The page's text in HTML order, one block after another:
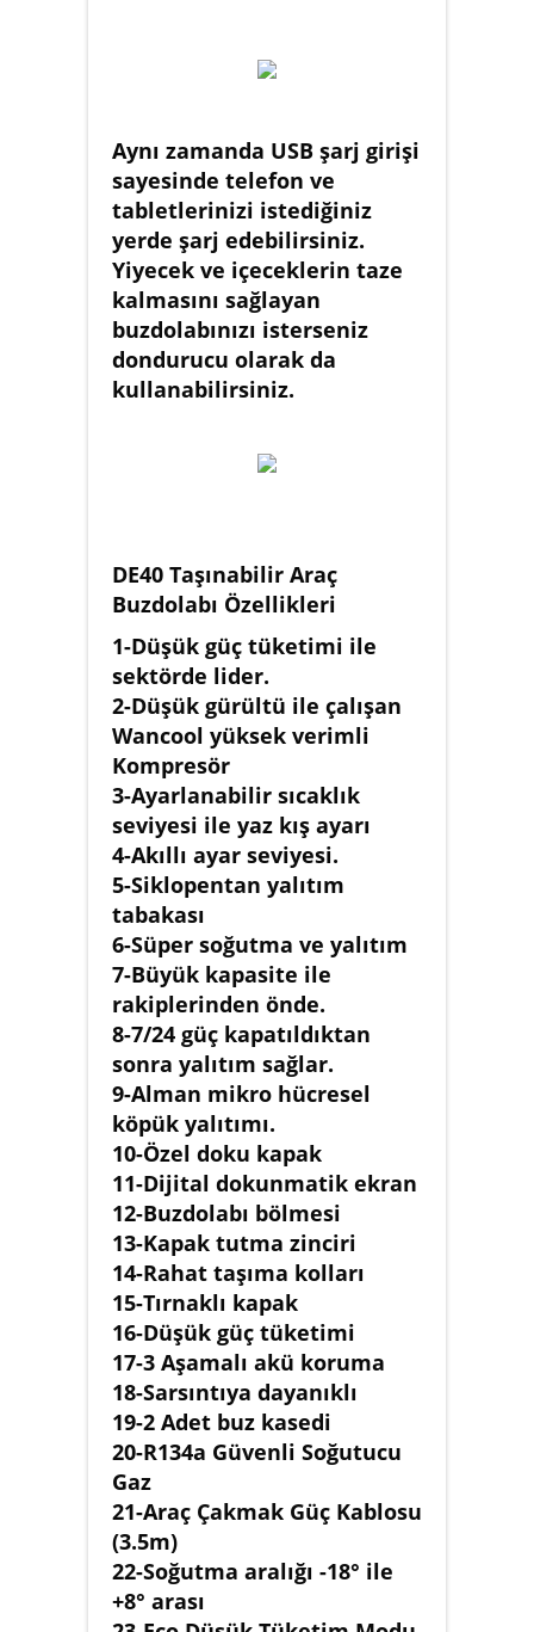
Aynı zamanda USB şarj girişi
sayesinde telefon ve
tabletlerinizi istediğiniz
yerde şarj edebilirsiniz.
Yiyecek ve içeceklerin taze
kalmasını sağlayan
buzdolabınızı isterseniz
dondurucu olarak da
kullanabilirsiniz.
DE40 Taşınabilir Araç
Buzdolabı Özellikleri
1-Düşük güç tüketimi ile
sektörde lider.
2-Düşük gürültü ile çalışan
Wancool yüksek verimli
Kompresör
3-Ayarlanabilir sıcaklık
seviyesi ile yaz kış ayarı
4-Akıllı ayar seviyesi.
5-Siklopentan yalıtım
tabakası
6-Süper soğutma ve yalıtım
7-Büyük kapasite ile
rakiplerinden önde.
8-7/24 güç kapatıldıktan
sonra yalıtım sağlar.
9-Alman mikro hücresel
köpük yalıtımı.
10-Özel doku kapak
11-Dijital dokunmatik ekran
12-Buzdolabı bölmesi
13-Kapak tutma zinciri
14-Rahat taşıma kolları
15-Tırnaklı kapak
16-Düşük güç tüketimi
17-3 Aşamalı akü koruma
18-Sarsıntıya dayanıklı
19-2 Adet buz kasedi
20-R134a Güvenli Soğutucu
Gaz
21-Araç Çakmak Güç Kablosu
(3.5m)
22-Soğutma aralığı -18° ile
+8° arası